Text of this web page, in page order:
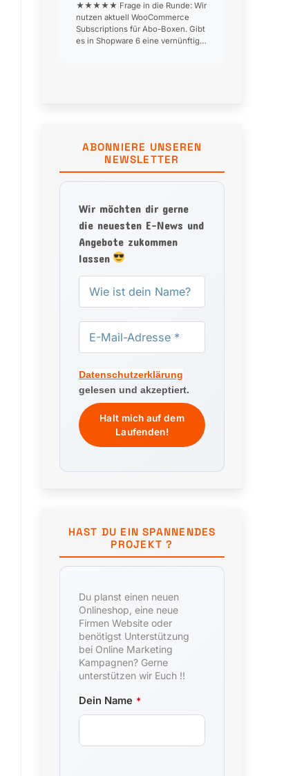
★★★★★ Frage in die Runde: Wir
nutzen aktuell WooCommerce
Subscriptions für Abo-Boxen. Gibt
es in Shopware 6 eine vernünftige
ABONNIERE UNSEREN
NEWSLETTER
Wir möchten dir gerne
die neuesten E-News und
Angebote zukommen
lassen
Datenschutzerklärung
gelesen und akzeptiert.
HAST DU EIN SPANNENDES
PROJEKT ?
Du planst einen neuen
Onlineshop, eine neue
Firmen Website oder
benötigst Unterstützung
bei Online Marketing
Kampagnen? Gerne
unterstützen wir Euch !!
Dein Name *